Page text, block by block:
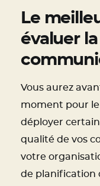
Le
évaluer
Vous aurez
moment pour le
déployer
qualité de vos
votre
de planification